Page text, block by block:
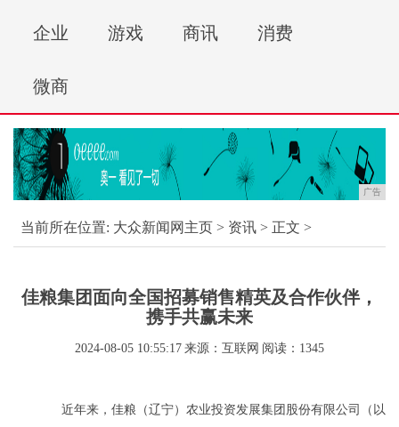
企业 游戏 商讯 消费
微商
广告
当前所在位置: 大众新闻网主页 > 资讯 > 正文 >
佳粮集团面向全国招募销售精英及合作伙伴，
携手共赢未来
2024-08-05 10:55:17 来源：互联网 阅读：1345
近年来，佳粮（辽宁）农业投资发展集团股份有限公司（以